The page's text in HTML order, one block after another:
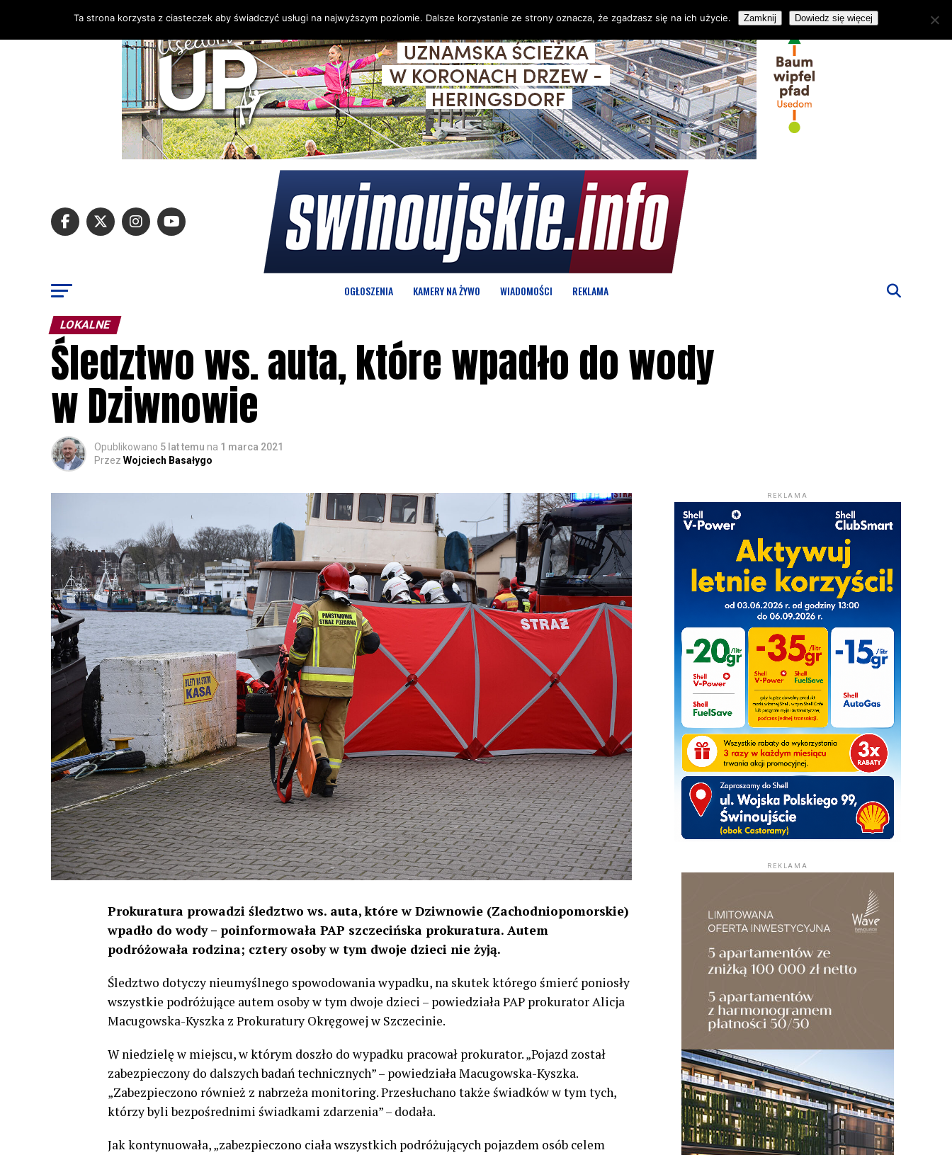
OGŁOSZENIA KAMERY NA ŻYWO WIADOMOŚCI REKLAMA
LOKALNE
Śledztwo ws. auta, które wpadło do wody
w Dziwnowie
Opublikowano 5 lat temu na 1 marca 2021
Przez Wojciech Basałygo
Prokuratura prowadzi śledztwo ws. auta, które w Dziwnowie (Zachodniopomorskie)
wpadło do wody – poinformowała PAP szczecińska prokuratura. Autem
podróżowała rodzina; cztery osoby w tym dwoje dzieci nie żyją.
Śledztwo dotyczy nieumyślnego spowodowania wypadku, na skutek którego śmierć poniosły
wszystkie podróżujące autem osoby w tym dwoje dzieci – powiedziała PAP prokurator Alicja
Macugowska-Kyszka z Prokuratury Okręgowej w Szczecinie.
W niedzielę w miejscu, w którym doszło do wypadku pracował prokurator. „Pojazd został
zabezpieczony do dalszych badań technicznych” – powiedziała Macugowska-Kyszka.
„Zabezpieczono również z nabrzeża monitoring. Przesłuchano także świadków w tym tych,
którzy byli bezpośrednimi świadkami zdarzenia” – dodała.
Jak kontynuowała, „zabezpieczono ciała wszystkich podróżujących pojazdem osób celem
REKLAMA
REKLAMA
Ta strona korzysta z ciasteczek aby świadczyć usługi na najwyższym poziomie. Dalsze korzystanie ze strony oznacza, że zgadzasz się na ich użycie. Zamknij Dowiedz się więcej